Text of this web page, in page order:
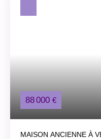
88 000 €
MAISON ANCIENNE À